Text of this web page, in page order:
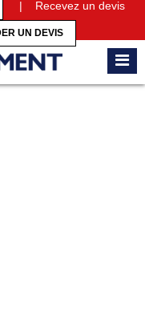
| Recevez un devis
UN DEVIS